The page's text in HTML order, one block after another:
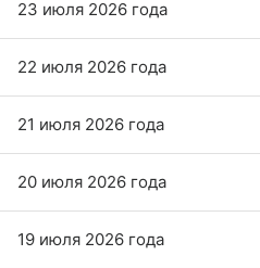
23 июля 2026 года
22 июля 2026 года
21 июля 2026 года
20 июля 2026 года
19 июля 2026 года